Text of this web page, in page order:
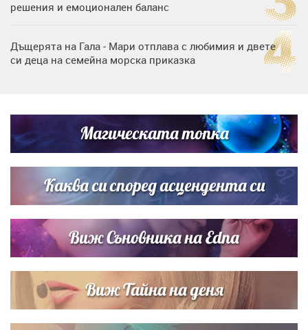
решения и емоционален баланс
Дъщерята на Гала - Мари отплава с любимия и двете
си деца на семейна морска приказка
Димов издадоха своето любимо място
Дъщерята на Тодор Батков вдигна сватба, Стоичков и
Братя Аргирови я изненадаха с песен
Магическата топка
Каква си според асцендента си
Виж Съновника на Edna
Виж Тайна на деня